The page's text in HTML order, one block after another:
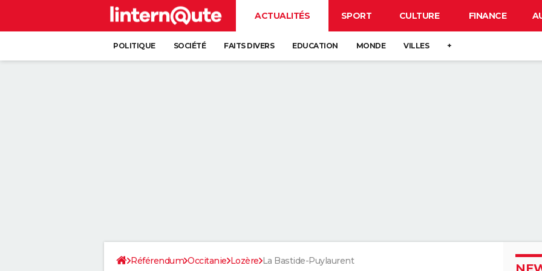
ACTUALITÉS SPORT CULTURE FINANCE
POLITIQUE SOCIÉTÉ FAITS DIVERS EDUCATION MONDE VILLES +
Référendum Occitanie Lozère La Bastide-Puylaurent